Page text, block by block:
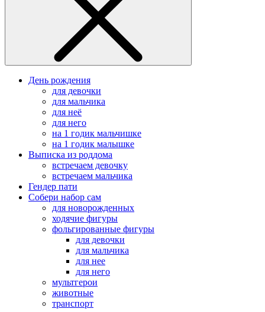
День рождения
для девочки
для мальчика
для неё
для него
на 1 годик мальчишке
на 1 годик малышке
Выписка из роддома
встречаем девочку
встречаем мальчика
Гендер пати
Собери набор сам
для новорожденных
ходячие фигуры
фольгированные фигуры
для девочки
для мальчика
для нее
для него
мультгерои
животные
транспорт